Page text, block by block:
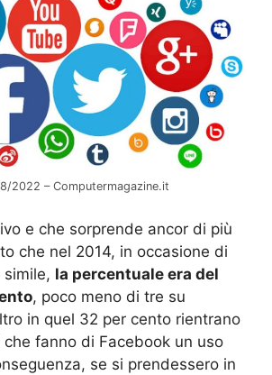
2022 – Computermagazine.it
e che sorprende ancor di più
che nel 2014, in occasione di
la percentuale era del
, poco meno di tre su
in quel 32 per cento rientrano
fanno di Facebook un uso
se si prendessero in